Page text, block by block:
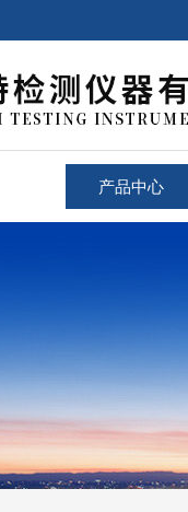
产品中心